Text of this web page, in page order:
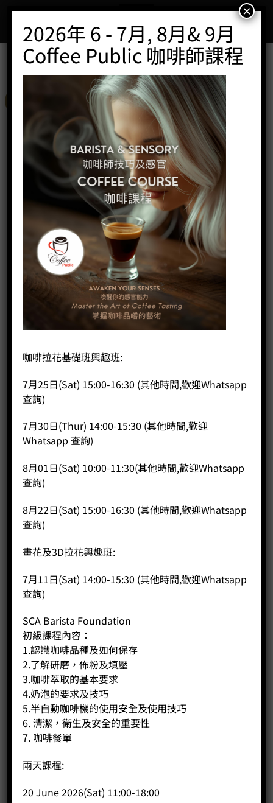
content
/ 咖啡課程 / SCA SENSORY
SCA Sensory 感官課程 中級-本公司學生優惠
HK$7,500.00
was:
HK$7,500.00.
is:
HK$7,300.00.
考試合格，將獲頒發SCA 的中級感官証書
SCA課程才可以享有學生優惠
有興趣人仕可致電 35682574 或 Whatsapp 57036727 或 電郵
SCA Sensory 感官課程 中級-本公司學生優惠 數量
加入購物車
分類： SCA Sensory, 咖啡課程
商品說明
評價 (0)
中級課程內容：
1.學習感官分析的主要元素及步驟
2.認清咖啡杯測的作用
3.學習不同形式的杯測應用
4.杯測練習
2026年 6 - 7月, 8月& 9月
Coffee Public 咖啡師課程
咖啡拉花基礎班興趣班:
7月25日(Sat) 15:00-16:30 (其他時間,歡迎Whatsapp
查詢)
7月30日(Thur) 14:00-15:30 (其他時間,歡迎
Whatsapp 查詢)
8月01日(Sat) 10:00-11:30(其他時間,歡迎Whatsapp
查詢)
8月22日(Sat) 15:00-16:30 (其他時間,歡迎Whatsapp
查詢)
畫花及3D拉花興趣班:
7月11日(Sat) 14:00-15:30 (其他時間,歡迎Whatsapp
查詢)
SCA Barista Foundation
初級課程內容：
1.認識咖啡品種及如何保存
2.了解研磨，佈粉及填壓
3.咖啡萃取的基本要求
4.奶泡的要求及技巧
5.半自動咖啡機的使用安全及使用技巧
6. 清潔，衛生及安全的重要性
7. 咖啡餐單
兩天課程:
20 June 2026(Sat) 11:00-18:00
×